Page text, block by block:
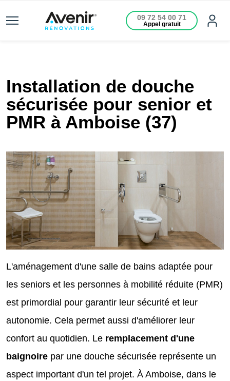
09 72 54 00 71
Appel gratuit
Installation de douche
sécurisée pour senior et
PMR à Amboise (37)
L'aménagement d'une salle de bains adaptée pour
les seniors et les personnes à mobilité réduite (PMR)
est primordial pour garantir leur sécurité et leur
autonomie. Cela permet aussi d'améliorer leur
confort au quotidien. Le remplacement d'une
baignoire par une douche sécurisée représente un
aspect important d'un tel projet. À Amboise, dans le